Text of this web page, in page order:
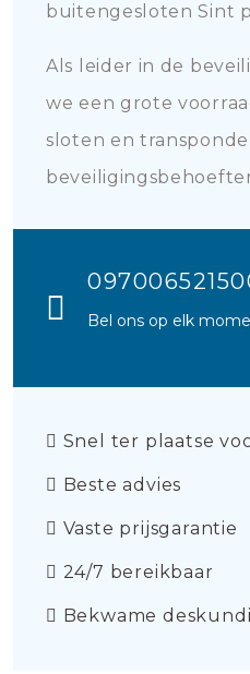
buitengesloten Sint
Als leider in de
we een grote
sloten en
Bel ons op elk
Snel ter plaatse
Beste advies
Vaste prijsgarantie
24/7 bereikbaar
Bekwame